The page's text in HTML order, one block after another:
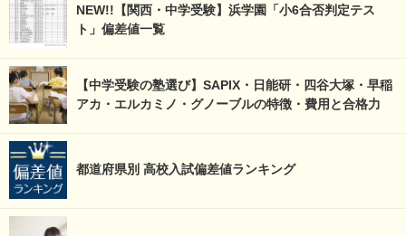
NEW!!【関西・中学受験】浜学園「小6合否判定テス
ト」偏差値一覧
【中学受験の塾選び】SAPIX・日能研・四谷大塚・早稲
アカ・エルカミノ・グノーブルの特徴・費用と合格力
都道府県別 高校入試偏差値ランキング